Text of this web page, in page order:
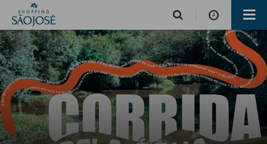
Horário de funcionamento
Lojas